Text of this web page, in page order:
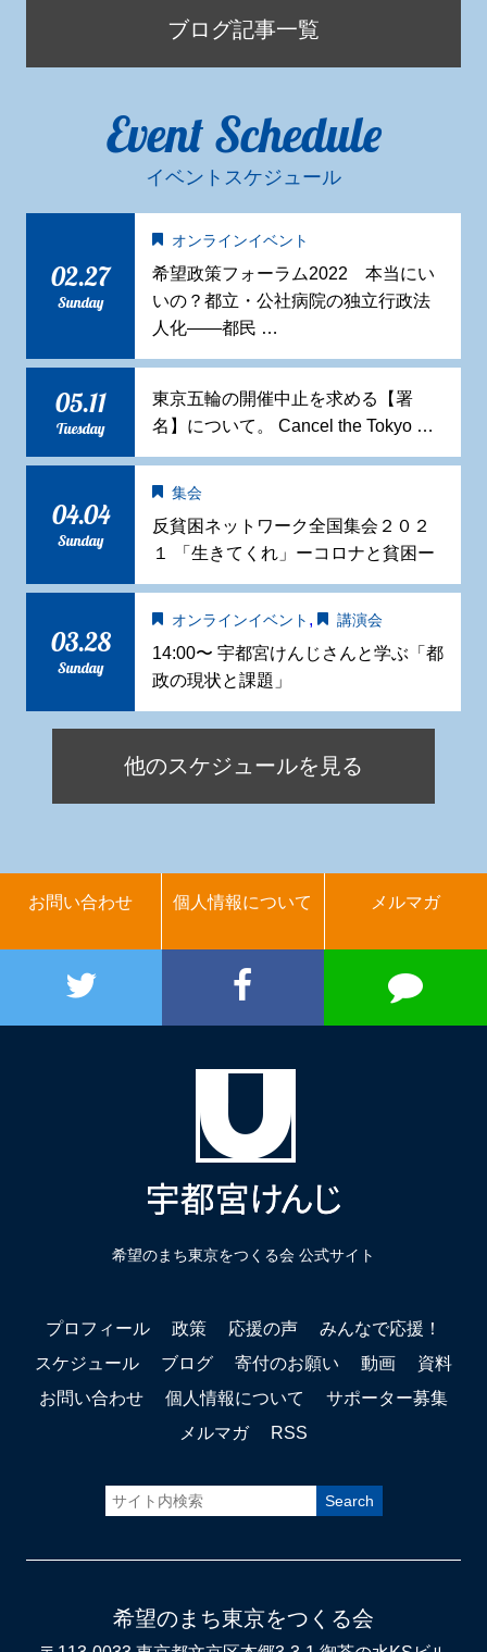
ブログ記事一覧
Event Schedule
イベントスケジュール
02.27
Sunday
オンラインイベント
希望政策フォーラム2022 本当にい
いの？都立・公社病院の独立行政法
人化——都民 …
05.11
Tuesday
東京五輪の開催中止を求める【署
名】について。 Cancel the Tokyo …
04.04
Sunday
集会
反貧困ネットワーク全国集会２０２
１ 「生きてくれ」ーコロナと貧困ー
03.28
Sunday
オンラインイベント , 講演会
14:00〜 宇都宮けんじさんと学ぶ「都
政の現状と課題」
他のスケジュールを見る
お問い合わせ 個人情報について メルマガ
希望のまち東京をつくる会 公式サイト
プロフィール 政策 応援の声
みんなで応援！
スケジュール
ブログ 寄付のお願い 動画
資料
お問い合わせ
個人情報について
サポーター募集
メルマガ
RSS
希望のまち東京をつくる会